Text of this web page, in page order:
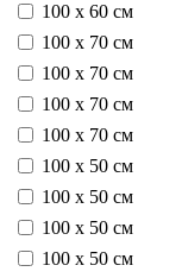
100 х 60 см
100 х 70 см
100 х 70 см
100 х 70 см
100 х 70 см
100 х 50 см
100 х 50 см
100 х 50 см
100 х 50 см